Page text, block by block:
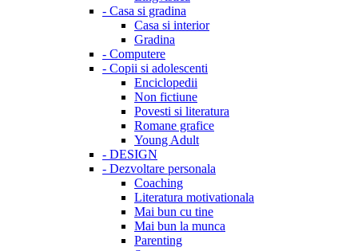
- Casa si gradina
Casa si interior
Gradina
- Computere
- Copii si adolescenti
Enciclopedii
Non fictiune
Povesti si literatura
Romane grafice
Young Adult
- DESIGN
- Dezvoltare personala
Coaching
Literatura motivationala
Mai bun cu tine
Mai bun la munca
Parenting